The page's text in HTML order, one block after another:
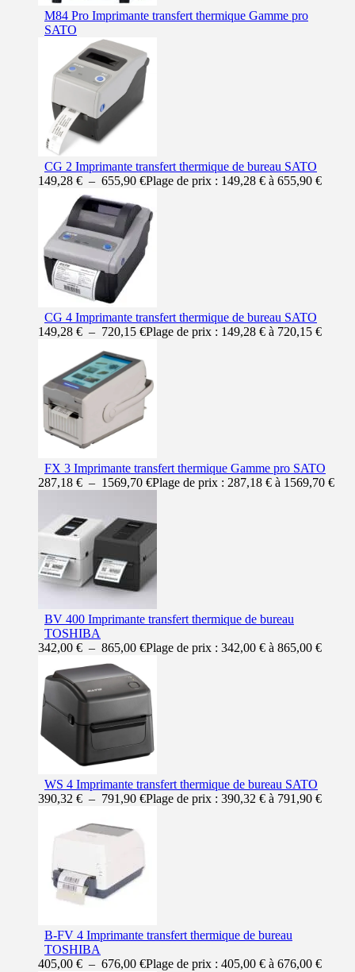
M84 Pro Imprimante transfert thermique Gamme pro
SATO
CG 2 Imprimante transfert thermique de bureau SATO
149,28 € – 655,90 €Plage de prix : 149,28 € à 655,90 €
CG 4 Imprimante transfert thermique de bureau SATO
149,28 € – 720,15 €Plage de prix : 149,28 € à 720,15 €
FX 3 Imprimante transfert thermique Gamme pro SATO
287,18 € – 1569,70 €Plage de prix : 287,18 € à 1569,70 €
BV 400 Imprimante transfert thermique de bureau
TOSHIBA
342,00 € – 865,00 €Plage de prix : 342,00 € à 865,00 €
WS 4 Imprimante transfert thermique de bureau SATO
390,32 € – 791,90 €Plage de prix : 390,32 € à 791,90 €
B-FV 4 Imprimante transfert thermique de bureau
TOSHIBA
405,00 € – 676,00 €Plage de prix : 405,00 € à 676,00 €